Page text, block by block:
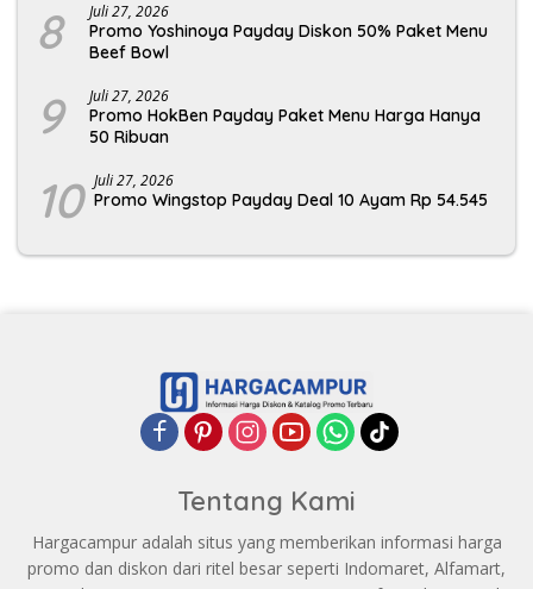
8 Juli 27, 2026
Promo Yoshinoya Payday Diskon 50% Paket Menu
Beef Bowl
9 Juli 27, 2026
Promo HokBen Payday Paket Menu Harga Hanya
50 Ribuan
10 Juli 27, 2026
Promo Wingstop Payday Deal 10 Ayam Rp 54.545
Tentang Kami
Hargacampur adalah situs yang memberikan informasi harga
promo dan diskon dari ritel besar seperti Indomaret, Alfamart,